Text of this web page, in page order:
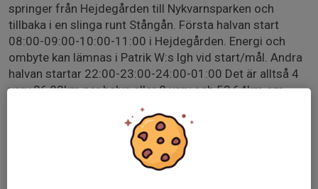
springer från Hejdegården till Nykvarnsparken och
tillbaka i en slinga runt Stångån. Första halvan start
08:00-09:00-10:00-11:00 i Hejdegården. Energi och
ombyte kan lämnas i Patrik W:s lgh vid start/mål. Andra
halvan startar 22:00-23:00-24:00-01:00 Det är alltså 4
varv 26,82km per halva eller 8 varv och 53,64km om
man kör båda. Alla som är sugna är välkomna.
Hastigheten anpassas efter deltagare och vi går i
trappor/uppförsbackar.
Backyard Ultra är en tävlingsform där deltagaren så